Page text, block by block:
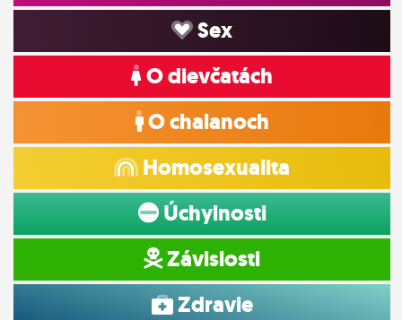
Sex
O dievčatách
O chalanoch
Homosexualita
Úchylnosti
Závislosti
Zdravie